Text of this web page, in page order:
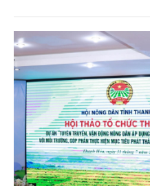
sắc bởi các tiến bộ
toàn cầu, đặc biệt là
bằng 0 (Net-Zero) vào